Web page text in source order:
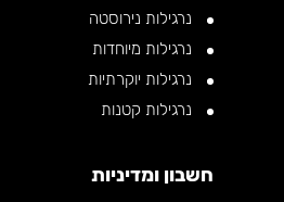
נרגילות נירוסטה
נרגילות מיוחדות
נרגילות יוקרתיות
נרגילות קטנות
חשבון ומדיניות